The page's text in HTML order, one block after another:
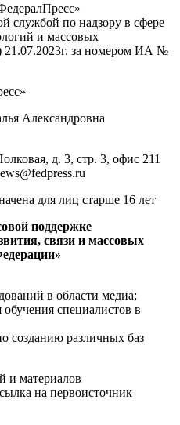
службой по надзору в сфере
и массовых
21.07.2023г. за номером ИА №
Александровна
д. 3, стр. 3, офис 211
для лиц старше 16 лет
поддержке
связи и массовых
в области медиа;
специалистов в
созданию различных баз
и материалов
на первоисточник